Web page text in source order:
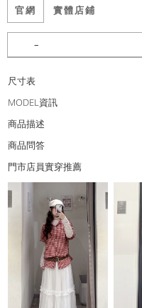
官網 實體店鋪
尺寸表
MODEL資訊
商品描述
商品問答
門市店員實穿推薦